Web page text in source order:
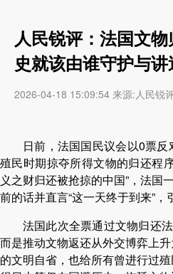
人民锐评：法国文
史就该由谁守护与讲
2026-04-18 15:09:54 来源:人民锐
日前，法国国民议会以0票
殖民时期掠夺所得文物的归还程
义之财归还被抢掠的中国”，法国
前的话并直言“这一天终于到来”，
法国此次全票通过文物归还
而是推动文物返还从外交博弈上
的文明自省，也给所有曾进行过